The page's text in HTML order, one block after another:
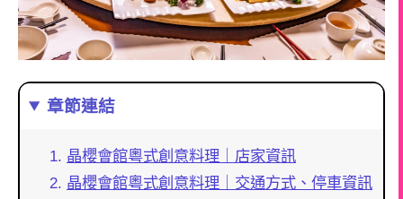
章節連結
晶櫻會館粵式創意料理｜店家資訊
晶櫻會館粵式創意料理｜交通方式、停車資訊